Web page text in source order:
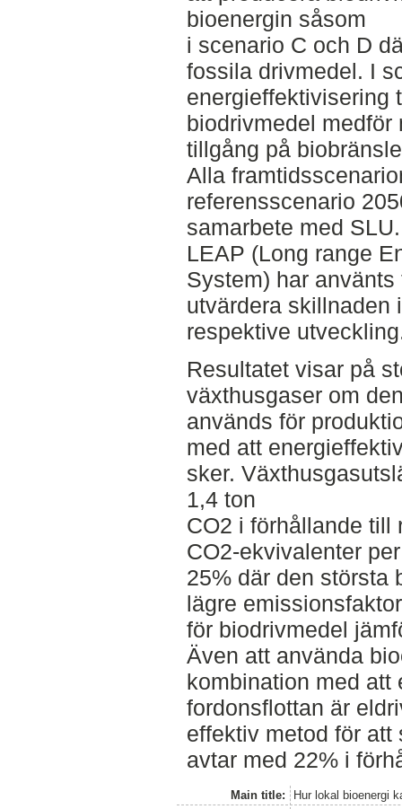
bioenergin såsom
i scenario C och D
fossila drivmedel. I
energieffektivisering
biodrivmedel medför
tillgång på
Alla
referensscenario
samarbete med
LEAP (Long range
System) har
utvärdera skillnaden
respektive
Resultatet visar på
växthusgaser om
används för
med att
sker.
1,4 ton
CO2 i förhållande till
CO2-ekvivalenter
25% där den största
lägre
för biodrivmedel
Även att använda
kombination med att
fordonsflottan är
effektiv metod för
avtar med 22% i
Main title:
Hur lokal bioenergi